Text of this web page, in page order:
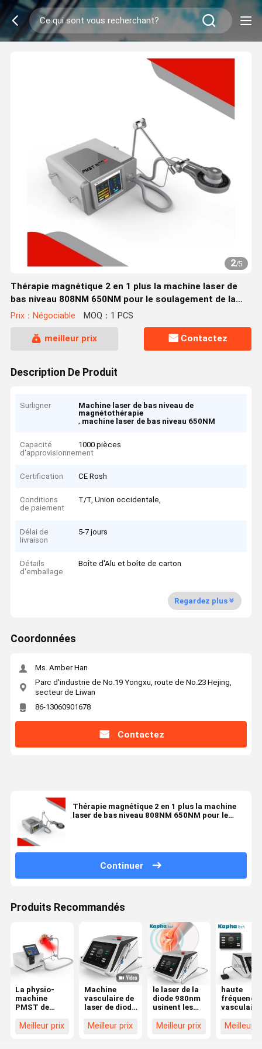
2/5
Thérapie magnétique 2 en 1 plus la machine laser de
bas niveau 808NM 650NM pour le soulagement de la
douleur
Prix：Négociable MOQ：1 PCS
meilleur prix Contactez
Description De Produit
Surligner
Machine laser de bas niveau de
magnétothérapie
, machine laser de bas niveau 650NM
Capacité
d'approvisionnement
1000 pièces
Certification CE Rosh
Conditions
de paiement
T/T, Union occidentale,
Délai de
livraison
5-7 jours
Détails
d'emballage
Boîte d'Alu et boîte de carton
Regardez plus
Coordonnées
Ms. Amber Han
Parc d'industrie de No.19 Yongxu, route de No.23 Hejing,
secteur de Liwan
86-13060901678
Contactez
Thérapie magnétique 2 en 1 plus la machine
laser de bas niveau 808NM 650NM pour le
Continuer
Produits Recommandés
La physio-
machine
PMST de
ABS
Meilleur prix
Machine
vasculaire de
laser de diode
navires pour
Meilleur prix
le laser de la
diode 980nm
usinent les
sanguins
Meilleur prix
haute
fréquence
vasculaire
machine
Meilleur